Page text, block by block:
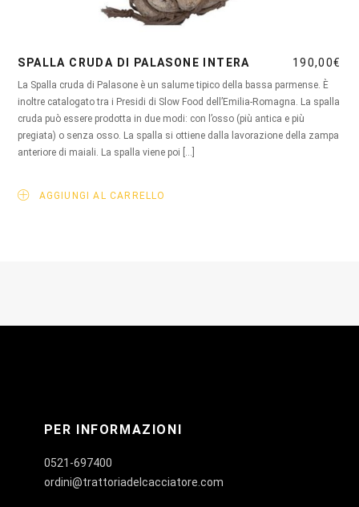
SPALLA CRUDA DI PALASONE INTERA 190,00€
La Spalla cruda di Palasone è un salume tipico della bassa parmense. È
inoltre catalogato tra i Presidi di Slow Food dell’Emilia-Romagna. La spalla
cruda può essere prodotta in due modi: con l’osso (più antica e più
pregiata) o senza osso. La spalla si ottiene dalla lavorazione della zampa
anteriore di maiali. La spalla viene poi […]
AGGIUNGI AL CARRELLO
PER INFORMAZIONI
0521-697400
ordini@trattoriadelcacciatore.com